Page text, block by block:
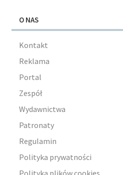
O NAS
Kontakt
Reklama
Portal
Zespół
Wydawnictwa
Patronaty
Regulamin
Polityka prywatności